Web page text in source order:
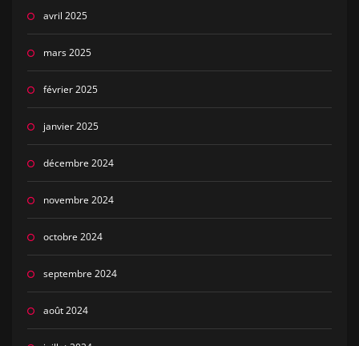
avril 2025
mars 2025
février 2025
janvier 2025
décembre 2024
novembre 2024
octobre 2024
septembre 2024
août 2024